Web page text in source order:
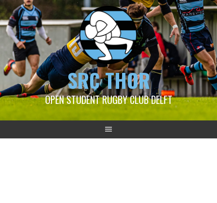
SRC THOR
OPEN STUDENT RUGBY CLUB DELFT